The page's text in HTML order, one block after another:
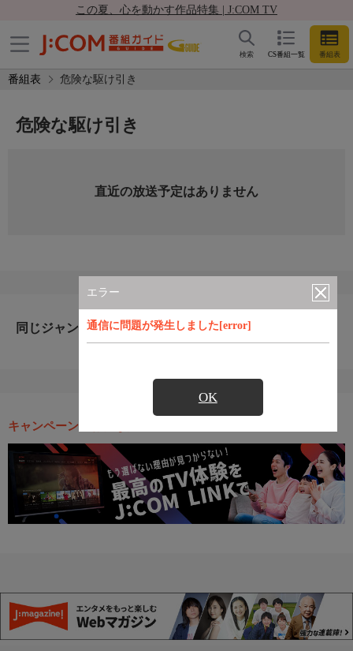
この夏、心を動かす作品特集 | J:COM TV
CS番組一覧 番組表
検索
番組表 危険な駆け引き
エラー
通信に問題が発生しました[error]
OK
危険な駆け引き
直近の放送予定はありません
同じジャンルのおすすめ番組
キャンペーン・お得な情報